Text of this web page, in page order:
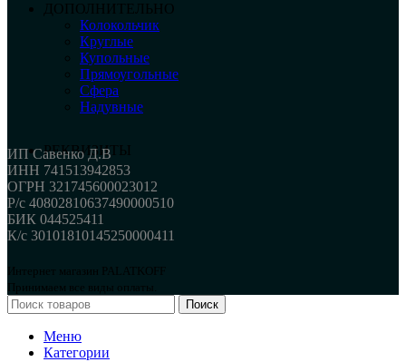
ДОПОЛНИТЕЛЬНО
Колокольчик
Круглые
Купольные
Прямоугольные
Сфера
Надувные
РЕКВИЗИТЫ
ИП Савенко Д.В
ИНН 741513942853
ОГРН 321745600023012
Р/с 40802810637490000510
БИК 044525411
К/с 30101810145250000411
Интернет магазин PALATKOFF
Принимаем все виды оплаты.
Поиск
Меню
Категории